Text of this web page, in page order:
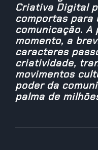
Criativa Digital
comportas para
comunicação.
momento, a
caracteres
criatividade,
movimentos
poder da
palma de